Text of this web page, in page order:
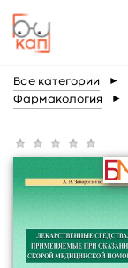
Все категории ►
Фармакология ►